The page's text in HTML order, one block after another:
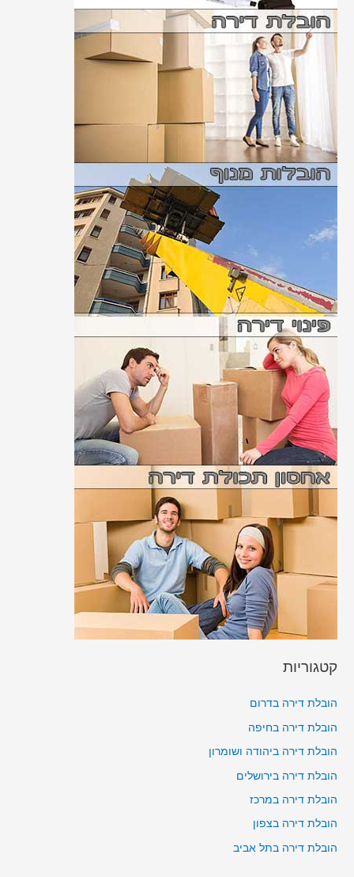
קטגוריות
הובלת דירה בדרום
הובלת דירה בחיפה
הובלת דירה ביהודה ושומרון
הובלת דירה בירושלים
הובלת דירה במרכז
הובלת דירה בצפון
הובלת דירה בתל אביב